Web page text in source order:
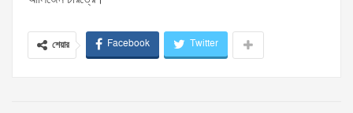
শেয়ার Facebook Twitter